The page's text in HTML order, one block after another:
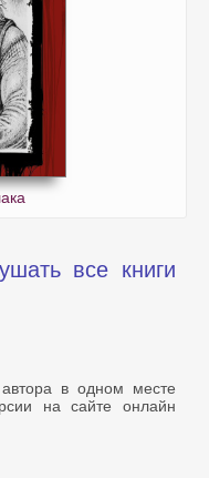
все книги
в одном месте
на сайте онлайн